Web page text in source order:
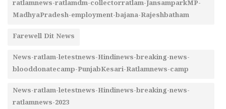
ratlamnews-ratlamdm-collectorratlam-JansamparkMP-
MadhyaPradesh-employment-bajana-Rajeshbatham
Farewell Dit News
News-ratlam-letestnews-Hindinews-breaking-news-
blooddonatecamp-PunjabKesari-Ratlamnews-camp
News-ratlam-letestnews-Hindinews-breaking-news-
ratlamnews-2023